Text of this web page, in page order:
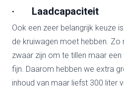
· Laadcapaciteit
Ook een zeer belangrijk keuze
de kruiwagen moet hebben. Zo
zwaar zijn om te tillen maar
fijn. Daarom hebben we extra
inhoud van maar liefst 300 liter